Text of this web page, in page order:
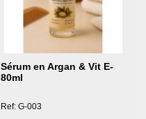
Sérum en Argan & Vit E-
80ml
Ref: G-003